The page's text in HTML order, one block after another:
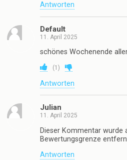
Antworten
Default
11. April 2025
schönes Wochenende
(1 )
Antworten
Julian
11. April 2025
Dieser Kommentar wurde
Bewertungsgrenze
Antworten